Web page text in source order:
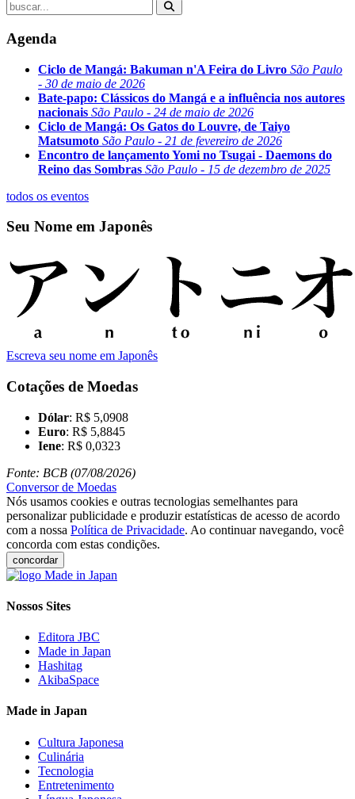
Agenda
Ciclo de Mangá: Bakuman n'A Feira do Livro São Paulo
- 30 de maio de 2026
Bate-papo: Clássicos do Mangá e a influência nos autores
nacionais São Paulo - 24 de maio de 2026
Ciclo de Mangá: Os Gatos do Louvre, de Taiyo
Matsumoto São Paulo - 21 de fevereiro de 2026
Encontro de lançamento Yomi no Tsugai - Daemons do
Reino das Sombras São Paulo - 15 de dezembro de 2025
todos os eventos
Seu Nome em Japonês
Escreva seu nome em Japonês
Cotações de Moedas
Dólar: R$ 5,0908
Euro: R$ 5,8845
Iene: R$ 0,0323
Fonte: BCB (07/08/2026)
Conversor de Moedas
Nós usamos cookies e outras tecnologias semelhantes para
personalizar publicidade e produzir estatísticas de acesso de acordo
com a nossa Política de Privacidade. Ao continuar navegando, você
concorda com estas condições.
concordar
Nossos Sites
Editora JBC
Made in Japan
Hashitag
AkibaSpace
Made in Japan
Cultura Japonesa
Culinária
Tecnologia
Entretenimento